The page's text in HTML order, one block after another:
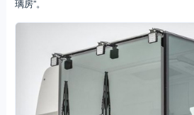
璃房”。